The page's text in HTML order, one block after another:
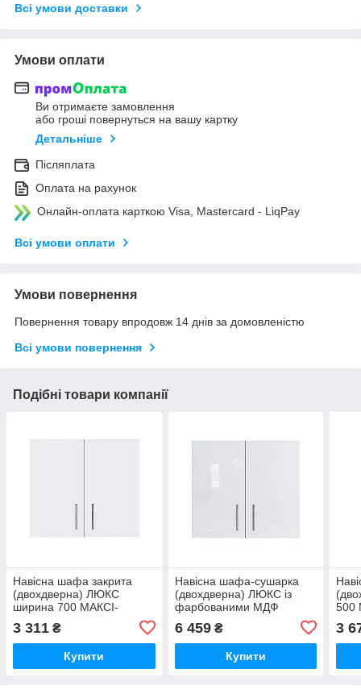
Всі умови доставки
Умови оплати
Ви отримаєте замовлення
або гроші повернуться на вашу картку
Детальніше
Післяплата
Оплата на рахунок
Онлайн-оплата карткою Visa, Mastercard - LiqPay
Всі умови оплати
Умови повернення
Повернення товару впродовж 14 днів за домовленістю
Всі умови повернення
Подібні товари компанії
Навісна шафа закрита
(двохдверна) ЛЮКС
ширина 700 МАКСІ-
МЕбель Дуб сонома/Білий
гладкий (72009)
3 311 ₴
Купити
Навісна шафа-сушарка
(двохдверна) ЛЮКС із
фарбованими МДФ
МАКСІ-Мебель Дуб
сонома/Білий
6 459₴
Купити
500
3